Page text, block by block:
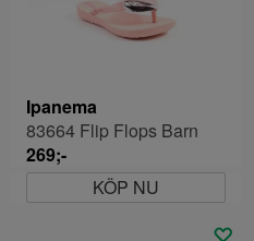
Ipanema
83664 Flip Flops Barn
269;-
KÖP NU